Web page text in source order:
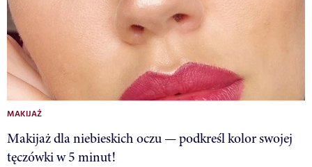
MAKIJAŻ
Makijaż dla niebieskich oczu — podkreśl kolor swojej
tęczówki w 5 minut!